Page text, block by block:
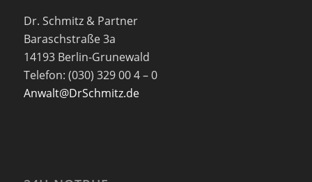
Dr. Schmitz & Partner
Baraschstraße 3a
14193 Berlin-Grunewald
Telefon: (030) 329 00 4 – 0
Anwalt@DrSchmitz.de